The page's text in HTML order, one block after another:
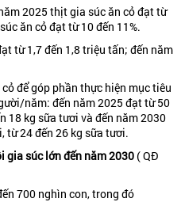
2025 thịt gia súc ăn cỏ đạt từ
ăn cỏ đạt từ 10 đến 11%.
từ 1,7 đến 1,8 triệu tấn; đến năm
để góp phần thực hiện mục tiêu
năm: đến năm 2025 đạt từ 50
18 kg sữa tươi và đến năm 2030
từ 24 đến 26 kg sữa tươi.
gia súc lớnđến năm 2030 ( QĐ
700 nghìn con, trong đó